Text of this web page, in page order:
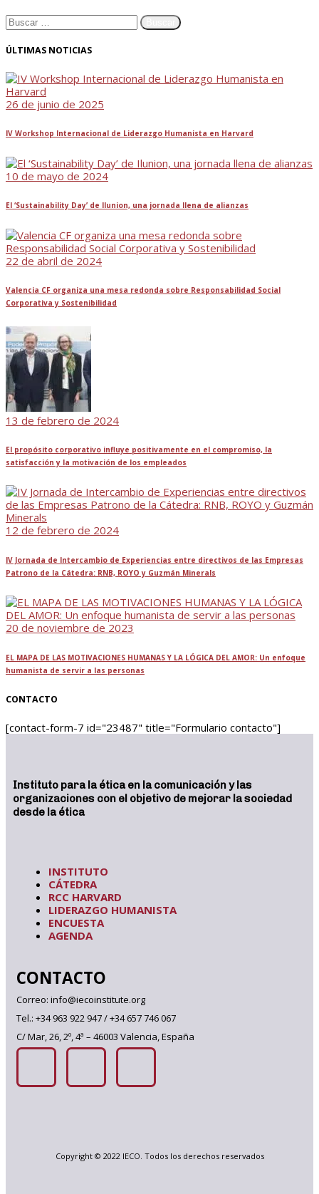
ÚLTIMAS NOTICIAS
26 de junio de 2025
IV Workshop Internacional de Liderazgo Humanista en Harvard
10 de mayo de 2024
El ‘Sustainability Day’ de Ilunion, una jornada llena de alianzas
22 de abril de 2024
Valencia CF organiza una mesa redonda sobre Responsabilidad Social
Corporativa y Sostenibilidad
13 de febrero de 2024
El propósito corporativo influye positivamente en el compromiso, la
satisfacción y la motivación de los empleados
12 de febrero de 2024
IV Jornada de Intercambio de Experiencias entre directivos de las Empresas
Patrono de la Cátedra: RNB, ROYO y Guzmán Minerals
20 de noviembre de 2023
EL MAPA DE LAS MOTIVACIONES HUMANAS Y LA LÓGICA DEL AMOR: Un enfoque
humanista de servir a las personas
CONTACTO
[contact-form-7 id="23487" title="Formulario contacto"]
Instituto para la ética en la comunicación y las
organizaciones con el objetivo de mejorar la sociedad
desde la ética
INSTITUTO
CÁTEDRA
RCC HARVARD
LIDERAZGO HUMANISTA
ENCUESTA
AGENDA
CONTACTO
Correo: info@iecoinstitute.org
Tel.: +34 963 922 947 / +34 657 746 067
C/ Mar, 26, 2º, 4ª – 46003 Valencia, España
Copyright © 2022 IECO. Todos los derechos reservados